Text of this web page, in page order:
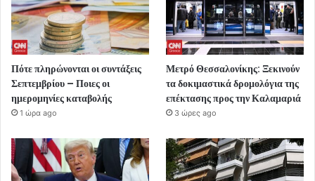
Πότε πληρώνονται οι συντάξεις
Σεπτεμβρίου – Ποιες οι
ημερομηνίες καταβολής
1 ώρα ago
Μετρό Θεσσαλονίκης: Ξεκινούν
τα δοκιμαστικά δρομολόγια της
επέκτασης προς την Καλαμαριά
3 ώρες ago